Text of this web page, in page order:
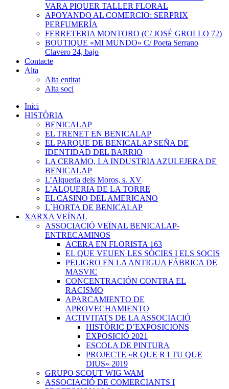
VARA PIQUER TALLER FLORAL
APOYANDO AL COMERCIO: SERPRIX
PERFUMERÍA
FERRETERIA MONTORO (C/ JOSÉ GROLLO 72)
BOUTIQUE «MI MUNDO» C/ Poeta Serrano
Clavero 24, bajo
Contacte
Alta
Alta entitat
Alta soci
Inici
HISTÒRIA
BENICALAP
EL TRENET EN BENICALAP
EL PARQUE DE BENICALAP SEÑA DE
IDENTIDAD DEL BARRIO
LA CERAMO, LA INDUSTRIA AZULEJERA DE
BENICALAP
L’Alqueria dels Moros, s. XV
L’ALQUERIA DE LA TORRE
EL CASINO DEL AMERICANO
L`HORTA DE BENICALAP
XARXA VEÏNAL
ASSOCIACIÓ VEÏNAL BENICALAP-
ENTRECAMINOS
ACERA EN FLORISTA 163
EL QUE VEUEN LES SÒCIES I ELS SOCIS
PELIGRO EN LA ANTIGUA FÁBRICA DE
MASVIC
CONCENTRACIÓN CONTRA EL
RACISMO
APARCAMIENTO DE
APROVECHAMIENTO
ACTIVITATS DE LA ASSOCIACIÓ
HISTÒRIC D’EXPOSICIONS
EXPOSICIÓ 2021
ESCOLA DE PINTURA
PROJECTE «R QUE R I TU QUE
DIUS» 2019
GRUPO SCOUT WIG WAM
ASSOCIACIÓ DE COMERCIANTS I